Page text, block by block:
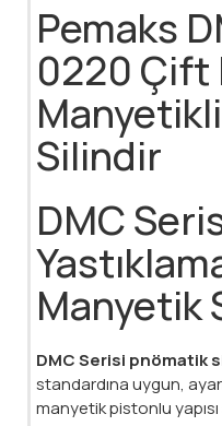
Pemaks
0220 Çift
Manyetikli
Silindir
DMC
Manyetik
DMC Serisi pnömatik
standardına uygun,
manyetik pistonlu